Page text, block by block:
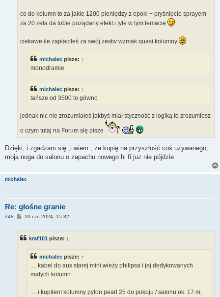
co do kolumn to za jakie 1200 pieniędzy z epoki + pryśnięcie sprayem
za 20 zeta da tobie pożądany efekt i tyle w tym temacie
ciekawe ile zapłaciłeś za swój zestw wzmak quasi kolumny
michalec pisze: ↑
monodramie
michalec pisze: ↑
tańsze od 3500 to gówno
jednak nic nie zrozumiałeś jakbyś miał styczność z logiką to zrozumiesz
o czym tutaj na Forum się pisze
Dzięki, i zgadzam się ,i wiem , że kupię na przyszłość coś używanego,
moja noga do salonu o zapachu nowego hi fi już nie pójdzie
michalec
Re: głośne granie
#48
P20 cze 2024, 15:32
kraf101 pisze: ↑
michalec pisze: ↑
.... kabel do aux starej mini wieży philipsa i jej dedykowanych
małych kolumn .
.... i kupiłem kolumny pylon pearl 25 do pokoju / salonu ok. 17 m,